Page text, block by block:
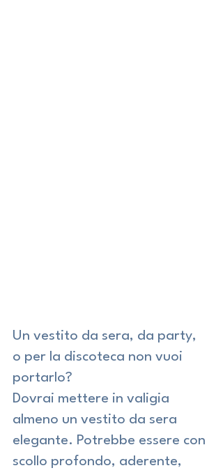
Un vestito da sera, da party,
o per la discoteca non vuoi
portarlo?
Dovrai mettere in valigia
almeno un vestito da sera
elegante. Potrebbe essere con
scollo profondo, aderente,